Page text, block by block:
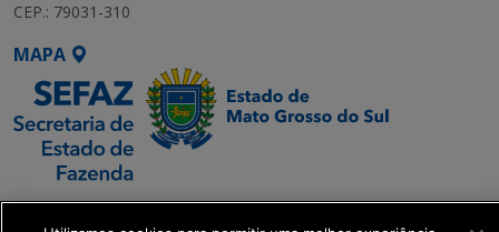
CEP.: 79031-310
MAPA
SETDIG | Secretaria-